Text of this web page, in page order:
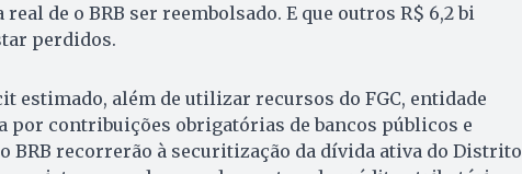
de o BRB ser reembolsado. E que outros R$ 6,2 bi
perdidos.
estimado, além de utilizar recursos do FGC, entidade
por contribuições obrigatórias de bancos públicos e
BRB recorrerão à securitização da dívida ativa do Distrito